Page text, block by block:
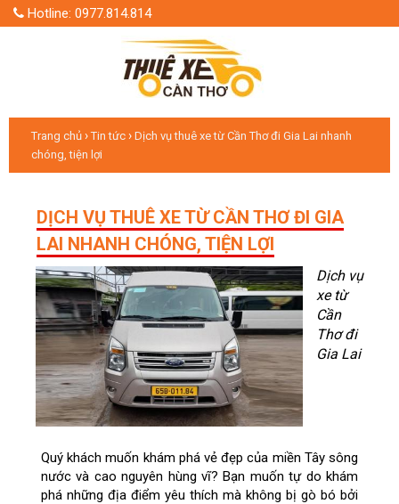
Hotline: 0977.814.814
Trang chủ ›Tin tức › Dịch vụ thuê xe từ Cần Thơ đi Gia Lai nhanh
chóng, tiện lợi
DỊCH VỤ THUÊ XE TỪ CẦN THƠ ĐI GIA
LAI NHANH CHÓNG, TIỆN LỢI
Dịch vụ
xe từ
Cần
Thơ đi
Gia Lai
Quý khách muốn khám phá vẻ đẹp của miền Tây sông
nước và cao nguyên hùng vĩ? Bạn muốn tự do khám
phá những địa điểm yêu thích mà không bị gò bó bởi